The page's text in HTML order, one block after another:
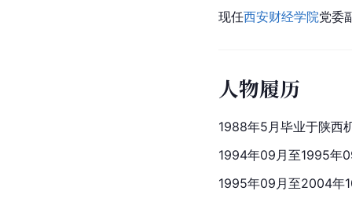
现任西安财经学院党委
人物履历
1988年5月毕业于陕西
1994年09月至1995年
1995年09月至2004年